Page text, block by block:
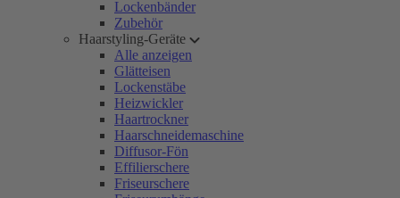
Lockenbänder
Zubehör
Haarstyling-Geräte
Alle anzeigen
Glätteisen
Lockenstäbe
Heizwickler
Haartrockner
Haarschneidemaschine
Diffusor-Fön
Effilierschere
Friseurschere